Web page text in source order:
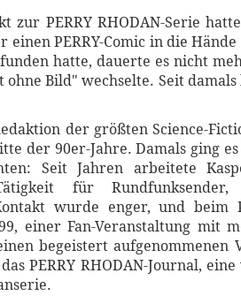
zur PERRY RHODAN-Serie
einen PERRY-Comic in die
hatte, dauerte es nicht
ohne Bild" wechselte. Seit
der größten Science-
der 90er-Jahre. Damals ging
Seit Jahren arbeitete
für
wurde enger, und beim
einer Fan-Veranstaltung mit
begeistert aufgenommenen
PERRY RHODAN-Journal,